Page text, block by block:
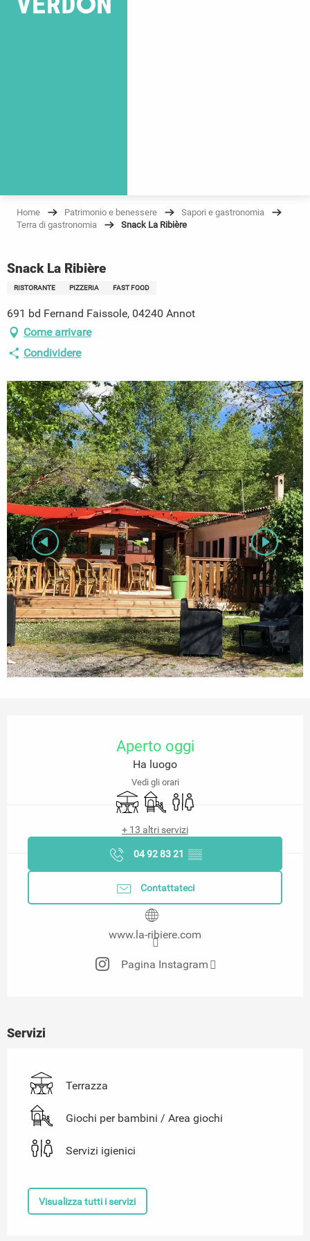
Home Patrimonio e benessere
Sapori e gastronomia
Terra di gastronomia
Snack La Ribière
Snack La Ribière
RISTORANTE PIZZERIA FAST FOOD
691 bd Fernand Faissole, 04240 Annot
Come arrivare
Condividere
Aperto oggi
Ha luogo
Vedi gli orari
TerrazzaGiochi per bambini / Area giochi
Servizi igienici
+ 13 altri servizi
04 92 83 21 ▒▒
Contattateci
www.la-ribiere.com
Pagina Instagram
Servizi
Terrazza
Giochi per bambini / Area giochi
Servizi igienici
Visualizza tutti i servizi